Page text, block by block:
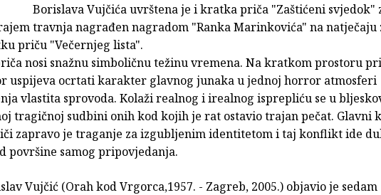
Borislava Vujčića uvrštena je i kratka priča "Zaštićeni svjedok"
travnja nagrađen nagradom "Ranka Marinkovića" na natječaju
priču "Večernjeg lista".
nosi snažnu simboličnu težinu vremena. Na kratkom prostoru
uspijeva ocrtati karakter glavnog junaka u jednoj horror atmosferi
vlastita sprovoda. Kolaži realnog i irealnog isprepliću se u
tragičnoj sudbini onih kod kojih je rat ostavio trajan pečat. Glavni
zapravo je traganje za izgubljenim identitetom i taj konflikt ide
površine samog pripovjedanja.
Vujčić (Orah kod Vrgorca,1957. - Zagreb, 2005.) objavio je sedam